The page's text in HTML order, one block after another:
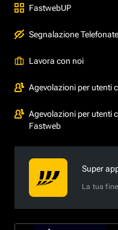
FastwebUP
Segnalazione
Lavora con noi
Agevolazioni per utenti
Agevolazioni per utenti
Fastweb
Super
La tua